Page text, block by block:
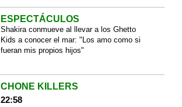
ESPECTÁCULOS
Shakira conmueve al llevar a los Ghetto
Kids a conocer el mar: "Los amo como si
fueran mis propios hijos"
CHONE KILLERS
22:58